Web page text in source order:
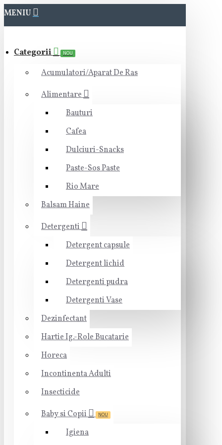
MENIU
Categorii NOU
Acumulatori/Aparat De Ras
Alimentare
Bauturi
Cafea
Dulciuri-Snacks
Paste-Sos Paste
Rio Mare
Balsam Haine
Detergenti
Detergent capsule
Detergent lichid
Detergenti pudra
Detergenti Vase
Dezinfectant
Hartie Ig.-Role Bucatarie
Horeca
Incontinenta Adulti
Insecticide
Baby si Copii
NOU
Igiena